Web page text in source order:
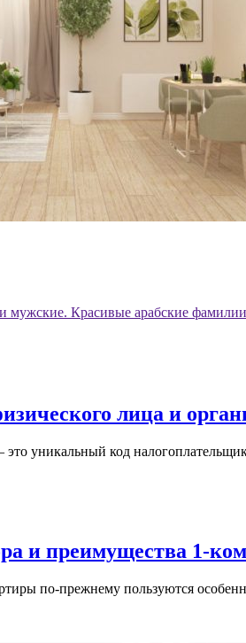
мужские. Красивые арабские
лица и
уникальный код
и преимущества 1-
по-прежнему пользуются